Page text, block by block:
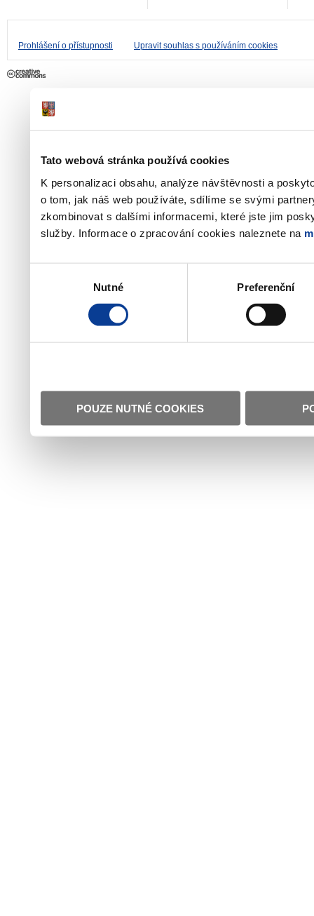
Tato webová stránka používá cookies
K personalizaci obsahu, analýze návštěvnosti a
o tom, jak náš web používáte, sdílíme se svými
zkombinovat s dalšími informacemi, které jste jim
služby. Informace o zpracování cookies naleznete na
Nutné Preferenční
POUZE NUTNÉ COOKIES
Prohlášení o přístupnosti Upravit souhlas s používáním cookies